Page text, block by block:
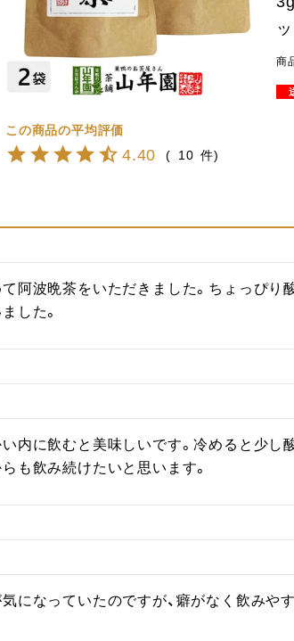
商
4.40 10
阿波晩茶をいただきました。ちょっぴり
した。
内に飲むと美味しいです。冷めると少し
も飲み続けたいと思います。
になっていたのですが、癖がなく飲みや